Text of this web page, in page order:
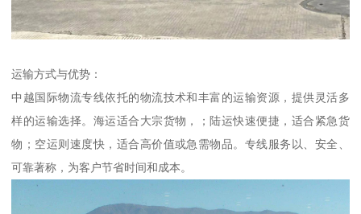
运输方式与优势：
中越国际物流专线依托的物流技术和丰富的运输资源，提供灵活多
样的运输选择。海运适合大宗货物，；陆运快速便捷，适合紧急货
物；空运则速度快，适合高价值或急需物品。专线服务以、安全、
可靠著称，为客户节省时间和成本。